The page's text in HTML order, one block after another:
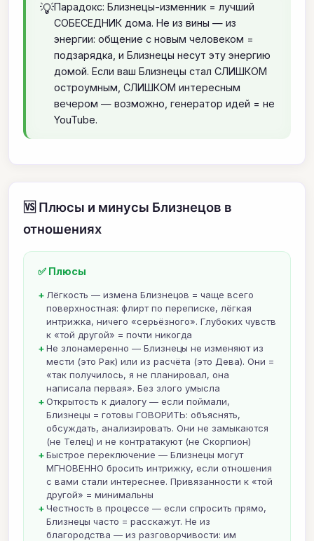
💡Парадокс: Близнецы-изменник = лучший
СОБЕСЕДНИК дома. Не из вины — из
энергии: общение с новым человеком =
подзарядка, и Близнецы несут эту энергию
домой. Если ваш Близнецы стал СЛИШКОМ
остроумным, СЛИШКОМ интересным
вечером — возможно, генератор идей = не
YouTube.
🆚 Плюсы и минусы Близнецов в
отношениях
✅ Плюсы
Лёгкость — измена Близнецов = чаще всего
поверхностная: флирт по переписке, лёгкая
интрижка, ничего «серьёзного». Глубоких чувств
к «той другой» = почти никогда
Не злонамеренно — Близнецы не изменяют из
мести (это Рак) или из расчёта (это Дева). Они =
«так получилось, я не планировал, она
написала первая». Без злого умысла
Открытость к диалогу — если поймали,
Близнецы = готовы ГОВОРИТЬ: объяснять,
обсуждать, анализировать. Они не замыкаются
(не Телец) и не контратакуют (не Скорпион)
Быстрое переключение — Близнецы могут
МГНОВЕННО бросить интрижку, если отношения
с вами стали интереснее. Привязанности к «той
другой» = минимальны
Честность в процессе — если спросить прямо,
Близнецы часто = расскажут. Не из
благородства — из разговорчивости: им